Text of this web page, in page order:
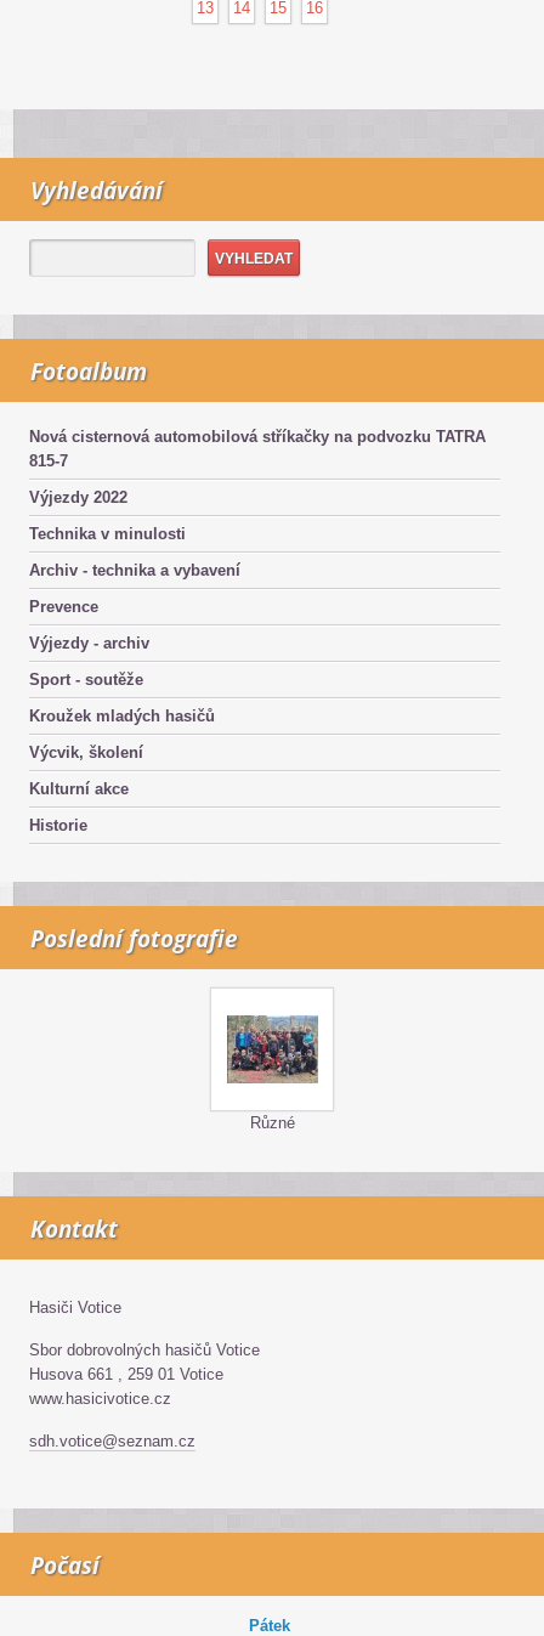
13 14 15 16
Vyhledávání
Fotoalbum
Nová cisternová automobilová stříkačky na podvozku TATRA
815-7
Výjezdy 2022
Technika v minulosti
Archiv - technika a vybavení
Prevence
Výjezdy - archiv
Sport - soutěže
Kroužek mladých hasičů
Výcvik, školení
Kulturní akce
Historie
Poslední fotografie
Různé
Kontakt
Hasiči Votice
Sbor dobrovolných hasičů Votice
Husova 661 , 259 01 Votice
www.hasicivotice.cz
sdh.votice@seznam.cz
Počasí
Pátek